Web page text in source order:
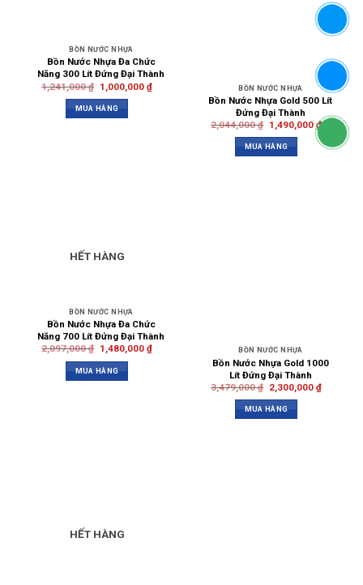
BỒN NƯỚC NHỰA
Bồn Nước Nhựa Đa Chức
Năng 300 Lít Đứng Đại Thành
1,241,000₫ 1,000,000 ₫
MUA HÀNG
BỒN NƯỚC NHỰA
Bồn Nước Nhựa Gold 500 Lít
Đứng Đại Thành
2,044,000₫ 1,490,000₫
MUA HÀNG
HẾT HÀNG
BỒN NƯỚC NHỰA
Bồn Nước Nhựa Đa Chức
Năng 700 Lít Đứng Đại Thành
2,097,000₫ 1,480,000 ₫
MUA HÀNG
BỒN NƯỚC NHỰA
Bồn Nước Nhựa Gold 1000
Lít Đứng Đại Thành
3,479,000₫ 2,300,000 ₫
MUA HÀNG
HẾT HÀNG